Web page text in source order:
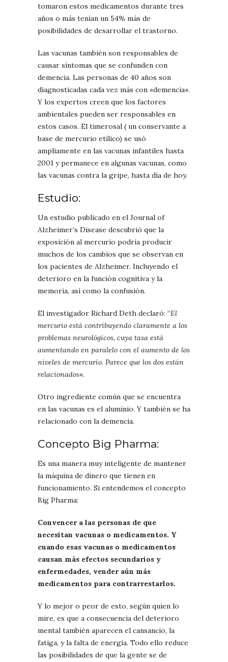
tomaron estos medicamentos durante tres
años o más tenían un 54% más de
posibilidades de desarrollar el trastorno.
Las vacunas también son responsables de
causar síntomas que se confunden con
demencia. Las personas de 40 años son
diagnosticadas cada vez más con «demencia».
Y los expertos creen que los factores
ambientales pueden ser responsables en
estos casos. El timerosal ( un conservante a
base de mercurio etílico) se usó
ampliamente en las vacunas infantiles hasta
2001 y permanece en algunas vacunas, como
las vacunas contra la gripe, hasta día de hoy.
Estudio:
Un estudio publicado en el Journal of
Alzheimer’s Disease descubrió que la
exposición al mercurio podría producir
muchos de los cambios que se observan en
los pacientes de Alzheimer. Incluyendo el
deterioro en la función cognitiva y la
memoria, así como la confusión.
El investigador Richard Deth declaró: “El
mercurio está contribuyendo claramente a los
problemas neurológicos, cuya tasa está
aumentando en paralelo con el aumento de los
niveles de mercurio. Parece que los dos están
relacionados«.
Otro ingrediente común que se encuentra
en las vacunas es el aluminio. Y también se ha
relacionado con la demencia.
Concepto Big Pharma:
Es una manera muy inteligente de mantener
la máquina de dinero que tienen en
funcionamiento. Si entendemos el concepto
Big Pharma:
Convencer a las personas de que
necesitan vacunas o medicamentos. Y
cuando esas vacunas o medicamentos
causan más efectos secundarios y
enfermedades, vender aún más
medicamentos para contrarrestarlos.
Y lo mejor o peor de esto, según quien lo
mire, es que a consecuencia del deterioro
mental también aparecen el cansancio, la
fatiga, y la falta de energía. Todo ello reduce
las posibilidades de que la gente se de